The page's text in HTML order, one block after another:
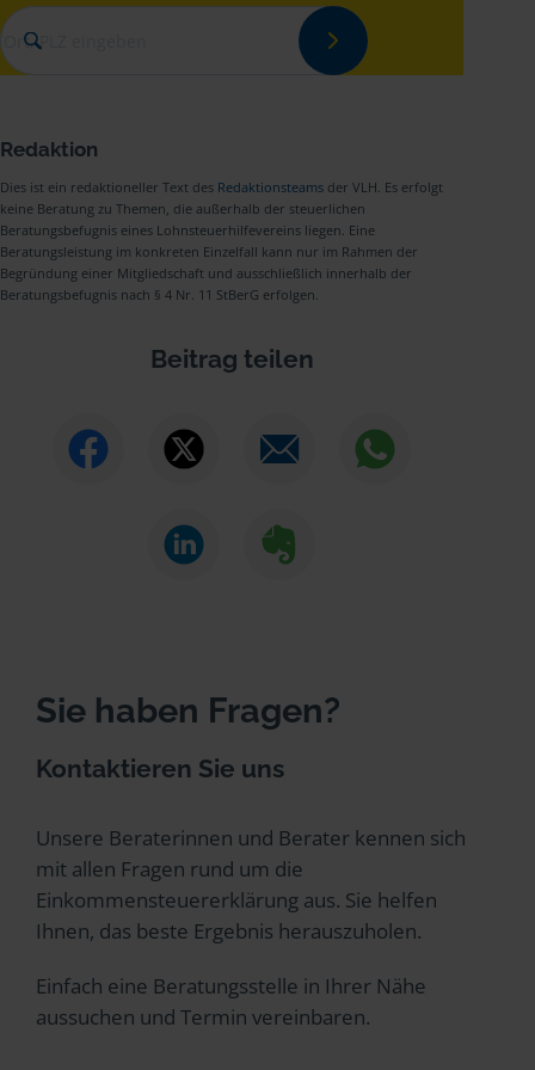
Redaktion
Dies ist ein redaktioneller Text des Redaktionsteams der VLH. Es erfolgt
keine Beratung zu Themen, die außerhalb der steuerlichen
Beratungsbefugnis eines Lohnsteuerhilfevereins liegen. Eine
Beratungsleistung im konkreten Einzelfall kann nur im Rahmen der
Begründung einer Mitgliedschaft und ausschließlich innerhalb der
Beratungsbefugnis nach § 4 Nr. 11 StBerG erfolgen.
Beitrag teilen
Sie haben Fragen?
Kontaktieren Sie uns
Unsere Beraterinnen und Berater kennen sich
mit allen Fragen rund um die
Einkommensteuererklärung aus. Sie helfen
Ihnen, das beste Ergebnis herauszuholen.
Einfach eine Beratungsstelle in Ihrer Nähe
aussuchen und Termin vereinbaren.